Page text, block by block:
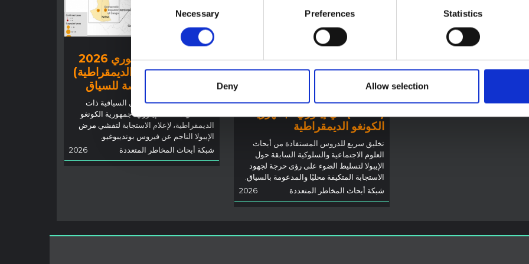
Selection
Necessary Preferences Statistics
Deny Allow selection
المذكرة خلفية سياقية حول مقاطعة
التي تتأثر حاليًا بتفشي فيروس إيبولا
لا تتناول المذكرة مباشرة الأخبار
الأخيرة في الاستجابة لفيروس
تقدم السياق العام الذي تعمل فيه
توصيات: التخليق السريع
لدروس العلوم الاجتماعية
والسلوكية حول الإيبولا من أجل
تفشي فيروس بونديبوغيو
الكونغو الديمقراطية
تخليق سريع للدروس المستفادة من أبحاث
العلوم الاجتماعية والسلوكية السابقة حول
الإيبولا لتسليط الضوء على رؤى حرجة لجهود
الاستجابة المتكيفة محليًا والمدعومة بالسياق.
شبكة أبحاث المخاطر المتعددة
2026
توجيهات
تفشي إيبولا في إيتوري 2026
(جمهورية الكونغو الديمقراطية)
– نظرة عامة ملخصة للسياق
توضح هذه المذكرة العوامل السياقية ذات
الصلة في مقاطعة إيتوري، جمهورية الكونغو
الديمقراطية، لإعلام الاستجابة لتفشي مرض
الإيبولا الناجم عن فيروس بونديبوغيو.
شبكة أبحاث المخاطر المتعددة
2026